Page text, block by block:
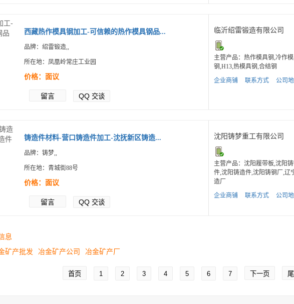
西藏热作模具钢加工-可信赖的热作模具钢品...
品牌：绍雷锻造,,
所在地：凤凰岭常庄工业园
价格：面议
留言 QQ 交谈
临沂绍雷锻造有限公司
主营产品：热作模具钢,冷作
钢,H13,热模具钢,合结钢
企业商铺
联系方式 公司
铸造件材料-营口铸造件加工-沈抚新区铸造...
品牌：铸梦,,
所在地：青城街88号
价格：面议
留言 QQ 交谈
沈阳铸梦重工有限公司
主营产品：沈阳履带板,沈阳铸
件,沈阳铸造件,沈阳铸钢厂,辽
造厂
企业商铺
联系方式 公司
息
矿产批发 冶金矿产公司 冶金矿产厂
首页 1 2 3 4 5 6 7 下一页